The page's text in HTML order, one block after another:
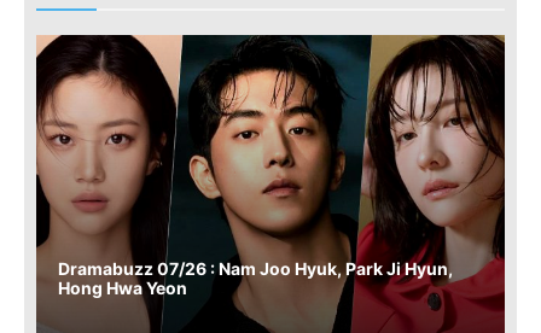
Dramabuzz 07/26 : Nam Joo Hyuk, Park Ji Hyun,
Hong Hwa Yeon